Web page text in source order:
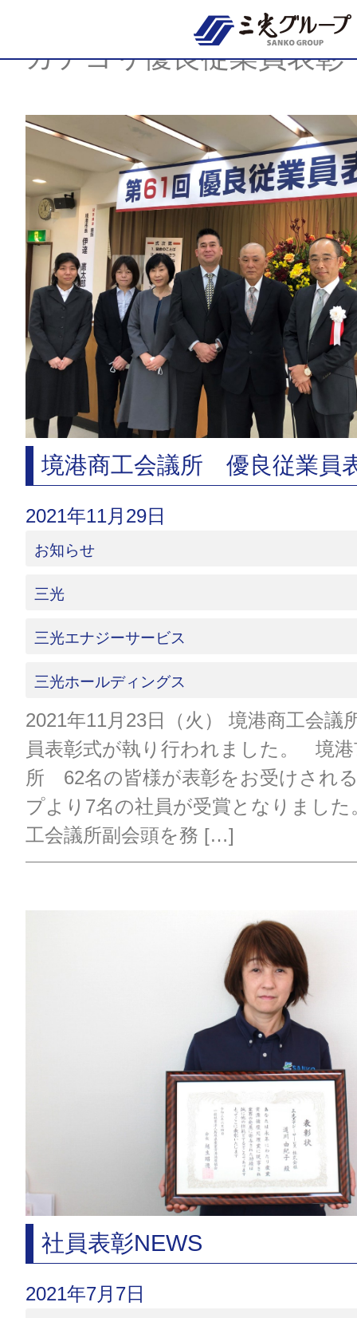
カテゴリ優良従業員表彰
境港商工会議所 優良従業員
2021年11月29日
お知らせ
三光
三光エナジーサービス
三光ホールディングス
2021年11月23日（火） 境港商工会議
員表彰式が執り行われました。 境港
所 62名の皆様が表彰をお受けされ
プより7名の社員が受賞となりました
工会議所副会頭を務 […]
社員表彰NEWS
2021年7月7日